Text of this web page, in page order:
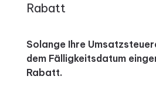
Rabatt
Solange Ihre
dem Fälligkeitsdatum
Rabatt.